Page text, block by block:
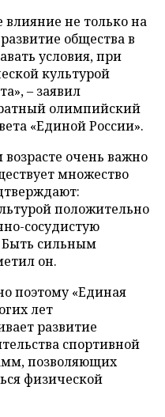
влияние не только на
общества в
условия, при
культурой
– заявил
олимпийский
«Единой России».
очень важно
множество
положительно
сосудистую
Быть сильным
он.
поэтому «Единая
лет
развитие
спортивной
позволяющих
физической